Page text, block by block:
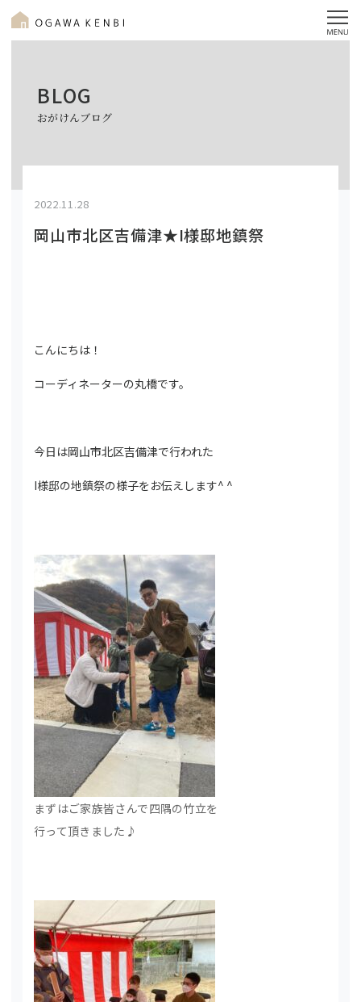
BLOG
おがけんブログ
2022.11.28
岡山市北区吉備津★I様邸地鎮祭
こんにちは！
コーディネーターの丸橋です。
今日は岡山市北区吉備津で行われた
I様邸の地鎮祭の様子をお伝えします^ ^
まずはご家族皆さんで四隅の竹立を
行って頂きました♪